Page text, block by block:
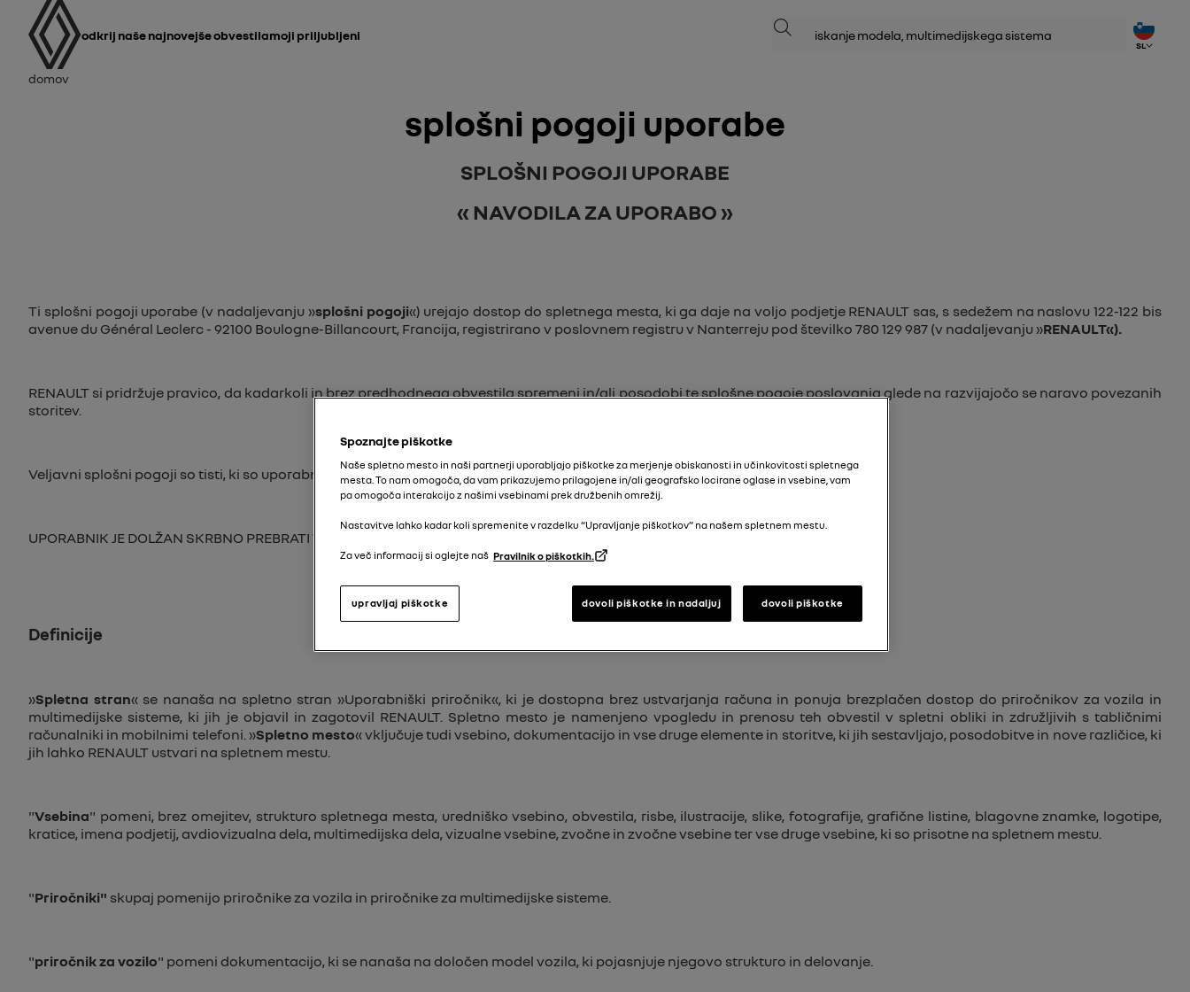
uporabniški priročnik
Glavna navigacija
odkrij naše najnovejše obvestila Moji priljubljeni
Iskanje
SL
Drobtina
Domov
splošni pogoji uporabe
SPLOŠNI POGOJI UPORABE
« NAVODILA ZA UPORABO »
Ti splošni pogoji uporabe (v nadaljevanju »splošni pogoji«) urejajo dostop do spletnega mesta, ki ga daje na voljo podjetje RENAULT sas, s sedežem na naslovu 122-122 bis
avenue du Général Leclerc - 92100 Boulogne-Billancourt, Francija, registrirano v poslovnem registru v Nanterreju pod številko 780 129 987 (v nadaljevanju »RENAULT«).
RENAULT si pridržuje pravico, da kadarkoli in brez predhodnega obvestila spremeni in/ali posodobi te splošne pogoje poslovanja glede na razvijajočo se naravo povezanih
storitev.
Veljavni splošni pogoji so tisti, ki so uporabniku dostopni na spletnem mestu.
UPORABNIK JE DOLŽAN SKRBNO PREBRATI TE POGOJE, BODISI V APLIKACIJI, PREDEN JIH SPREJME IN DOSTOPA DO STORITEV.
Definicije
»Spletna stran« se nanaša na spletno stran »Uporabniški priročnik«, ki je dostopna brez ustvarjanja računa in ponuja brezplačen dostop do priročnikov za vozila in
multimedijske sisteme, ki jih je objavil in zagotovil RENAULT. Spletno mesto je namenjeno vpogledu in prenosu teh obvestil v spletni obliki in združljivih s tabličnimi
računalniki in mobilnimi telefoni. »Spletno mesto« vključuje tudi vsebino, dokumentacijo in vse druge elemente in storitve, ki jih sestavljajo, posodobitve in nove različice, ki
jih lahko RENAULT ustvari na spletnem mestu.
"Vsebina" pomeni, brez omejitev, strukturo spletnega mesta, uredniško vsebino, obvestila, risbe, ilustracije, slike, fotografije, grafične listine, blagovne znamke, logotipe,
kratice, imena podjetij, avdiovizualna dela, multimedijska dela, vizualne vsebine, zvočne in zvočne vsebine ter vse druge vsebine, ki so prisotne na spletnem mestu.
"Priročniki" skupaj pomenijo priročnike za vozila in priročnike za multimedijske sisteme.
"priročnik za vozilo" pomeni dokumentacijo, ki se nanaša na določen model vozila, ki pojasnjuje njegovo strukturo in delovanje.
Spoznajte piškotke
Naše spletno mesto in naši partnerji uporabljajo piškotke za merjenje obiskanosti in učinkovitosti spletnega
mesta. To nam omogoča, da vam prikazujemo prilagojene in/ali geografsko locirane oglase in vsebine, vam
pa omogoča interakcijo z našimi vsebinami prek družbenih omrežij.
Nastavitve lahko kadar koli spremenite v razdelku “Upravljanje piškotkov” na našem spletnem mestu.
Za več informacij si oglejte naš Pravilnik o piškotkih.
dovoli piškotke in nadaljuj dovoli piškotke
upravljaj piškotke